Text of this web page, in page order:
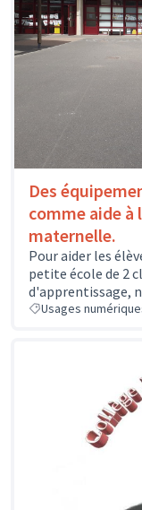
Des
comme aide
maternelle.
Pour aider les
petite école de 2
d'apprentissage,
Usages